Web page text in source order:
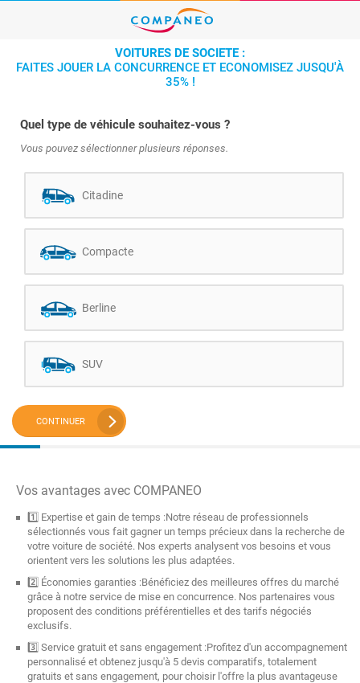
VOITURES DE SOCIETE :
FAITES JOUER LA CONCURRENCE ET ECONOMISEZ JUSQU'À
35% !
Quel type de véhicule souhaitez-vous ?
Vous pouvez sélectionner plusieurs réponses.
Citadine
Compacte
Berline
SUV
CONTINUER
Vos avantages avec COMPANEO
1️⃣ Expertise et gain de temps :Notre réseau de professionnels
sélectionnés vous fait gagner un temps précieux dans la recherche de
votre voiture de société. Nos experts analysent vos besoins et vous
orientent vers les solutions les plus adaptées.
2️⃣ Économies garanties :Bénéficiez des meilleures offres du marché
grâce à notre service de mise en concurrence. Nos partenaires vous
proposent des conditions préférentielles et des tarifs négociés
exclusifs.
3️⃣ Service gratuit et sans engagement :Profitez d'un accompagnement
personnalisé et obtenez jusqu'à 5 devis comparatifs, totalement
gratuits et sans engagement, pour choisir l'offre la plus avantageuse